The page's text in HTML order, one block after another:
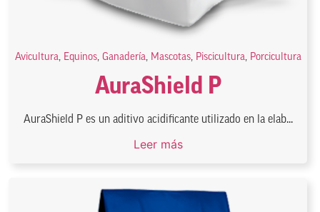
Avicultura, Equinos, Ganadería, Mascotas, Piscicultura, Porcicultura
AuraShield P
AuraShield P es un aditivo acidificante utilizado en la elab...
Leer más